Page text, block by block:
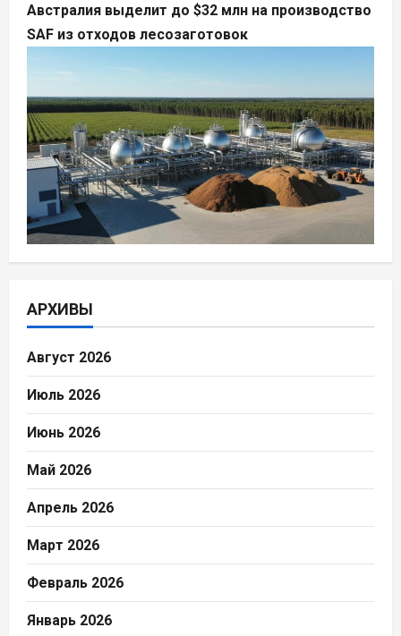
Австралия выделит до $32 млн на производство
SAF из отходов лесозаготовок
АРХИВЫ
Август 2026
Июль 2026
Июнь 2026
Май 2026
Апрель 2026
Март 2026
Февраль 2026
Январь 2026